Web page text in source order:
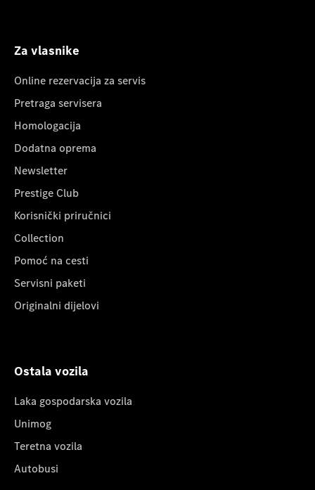
Za vlasnike
Online rezervacija za servis
Pretraga servisera
Homologacija
Dodatna oprema
Newsletter
Prestige Club
Korisnički priručnici
Collection
Pomoć na cesti
Servisni paketi
Originalni dijelovi
Ostala vozila
Laka gospodarska vozila
Unimog
Teretna vozila
Autobusi